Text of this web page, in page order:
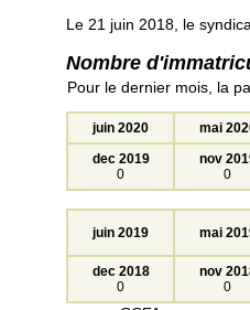
Le 21 juin 2018, le
Nombre
Pour le dernier mois, la
juin 2020 mai
dec 2019
0
nov
0
juin 2019 mai
dec 2018
0
nov
0